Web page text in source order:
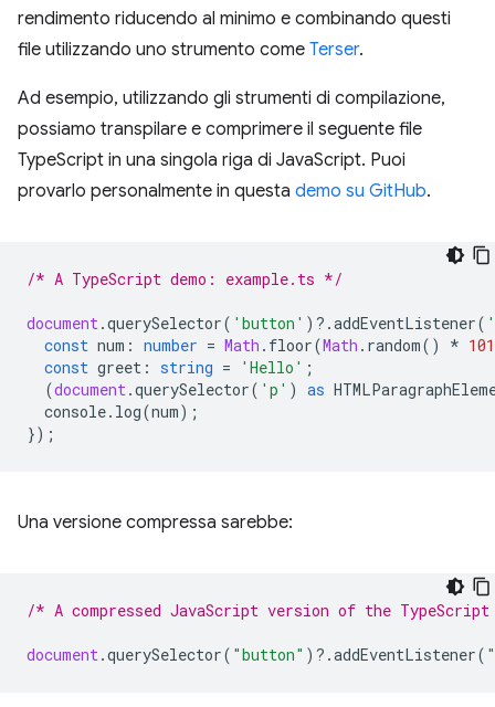
rendimento riducendo al minimo e combinando questi
file utilizzando uno strumento come Terser.
Ad esempio, utilizzando gli strumenti di compilazione,
possiamo transpilare e comprimere il seguente file
TypeScript in una singola riga di JavaScript. Puoi
provarlo personalmente in questa demo su GitHub.
/* A TypeScript demo: example.ts */
document.querySelector( 'button' ) ? .addEventListener(
const num : number = Math . floor(Math . random() * 101
const greet : string = 'Hello' ;
(document.querySelector( 'p' ) as
console. log(num);
});
Una versione compressa sarebbe:
/* A compressed JavaScript version of the
document.querySelector( "button" ) ? .addEventListener(